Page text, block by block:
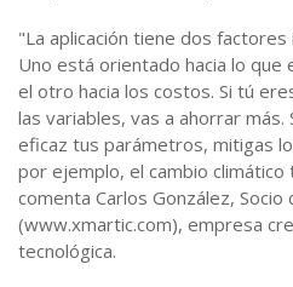
"La aplicación tiene dos
Uno está orientado hacia lo que
el otro hacia los costos. Si tú
las variables, vas a ahorrar
eficaz tus parámetros, mitigas
por ejemplo, el cambio
comenta Carlos González, Socio
(www.xmartic.com), empresa
tecnológica.